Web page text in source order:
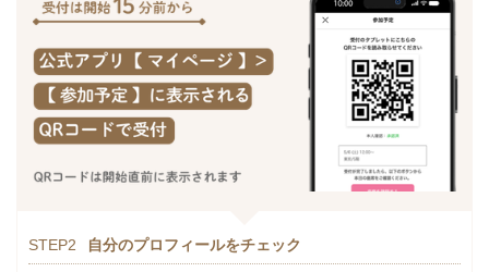
STEP2 自分のプロフィールをチェック